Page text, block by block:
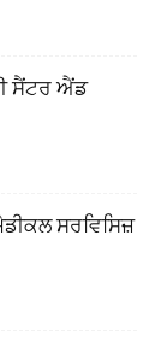
ਸੈਂਟਰ ਐਂਡ
ਸਰਵਿਸਿਜ਼